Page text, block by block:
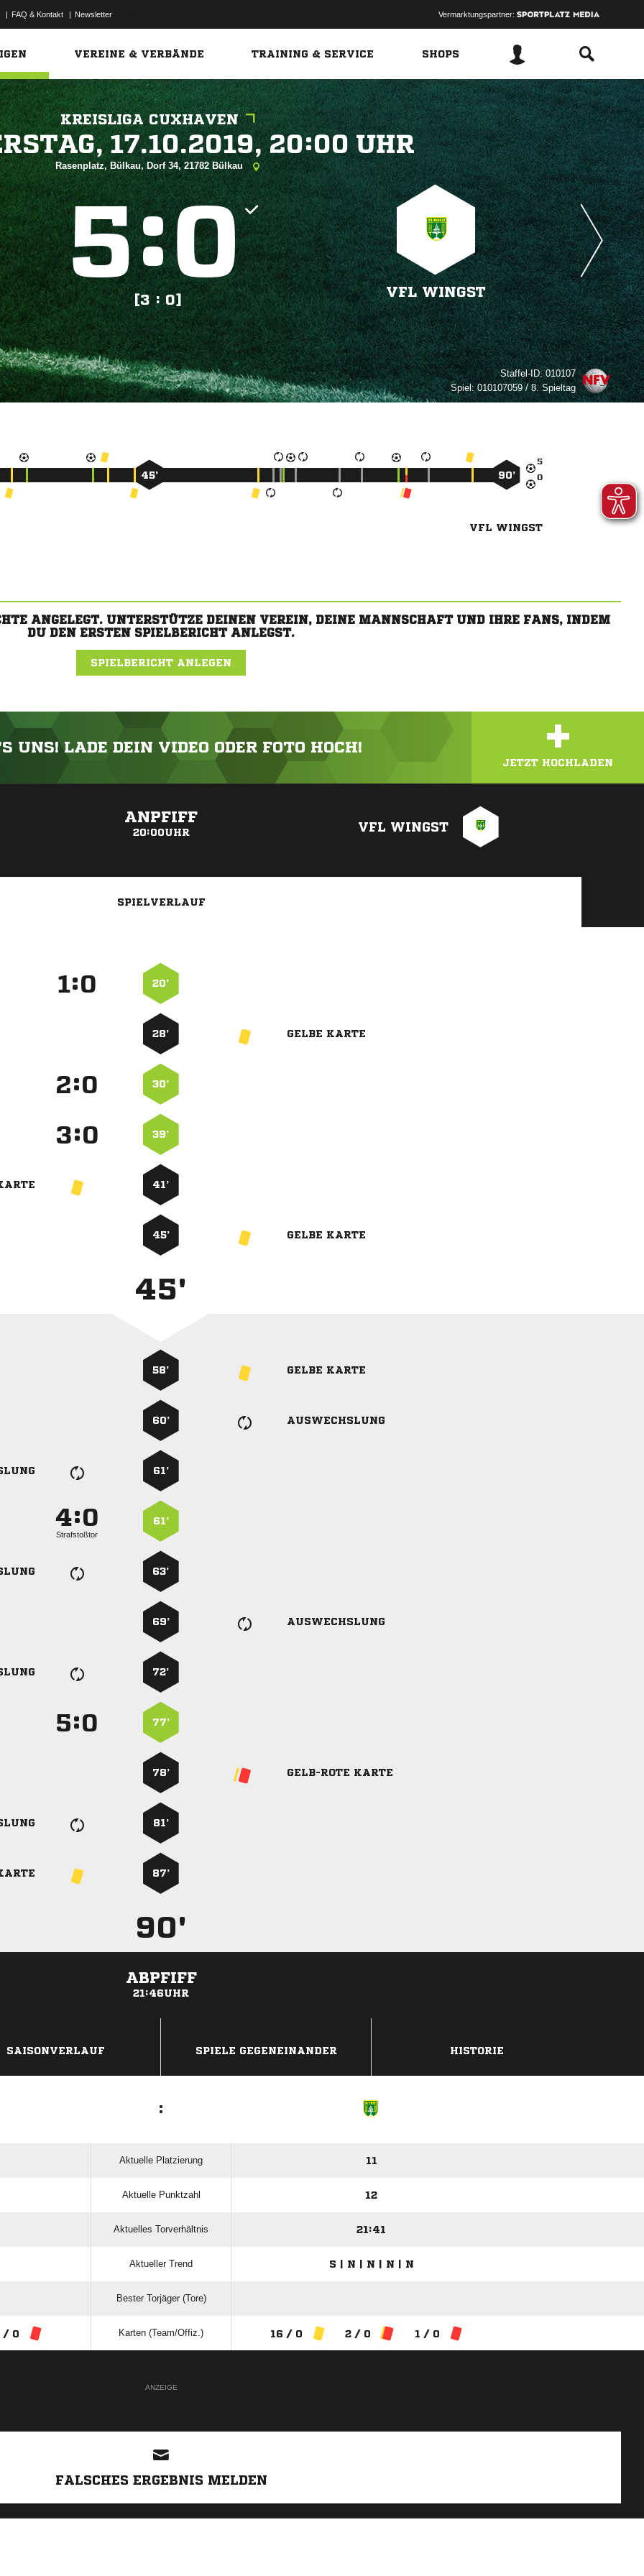
| FAQ & Kontakt | Newsletter Vermarktungspartner:
VEREINE & VERBÄNDE TRAINING & SERVICE SHOPS
KREISLIGA CUXHAVEN
  
Rasenplatz, Bülkau, Dorf 34, 21782 Bülkau
:
[3 : 0]
VFL WINGST
Staffel-ID:010107
Spiel:010107059 / 8. Spieltag


45’ 90’
VFL WINGST
ANGELEGT. UNTERSTÜTZE DEINEN VEREIN, DEINE MANNSCHAFT UND IHRE FANS, INDEM
DU DEN ERSTEN SPIELBERICHT ANLEGST.
SPIELBERICHT ANLEGEN
UNS! LADE DEIN VIDEO ODER FOTO HOCH! +
JETZT HOCHLADEN
ANPFIFF
20:00UHR VFL WINGST
SPIELVERLAUF
: 20’
28’ GELBE KARTE
: 30’
: 39’
41’
45’ GELBE KARTE
45'
58’ GELBE KARTE
60’ AUSWECHSLUNG
61’
:
Strafstoßtor
61’
63’
69’ AUSWECHSLUNG
72’
: 77’
78’ GELB-ROTE KARTE
81’
87’
90'
ABPFIFF
21:46UHR
SAISONVERLAUF SPIELE GEGENEINANDER HISTORIE
:
Aktuelle Platzierung 11
Aktuelle Punktzahl 12
Aktuelles Torverhältnis 21:41
Aktueller Trend S | N | N | N | N
Bester Torjäger (Tore)
/ 0 Karten (Team/Offiz.) 16 / 0 2 / 0 1 / 0
ANZEIGE
FALSCHES ERGEBNIS MELDEN